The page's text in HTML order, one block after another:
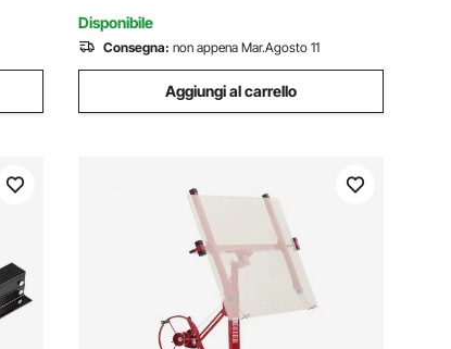
Arancione
Disponibile
Consegna: non appena Mar.Agosto 11
Aggiungi al carrello